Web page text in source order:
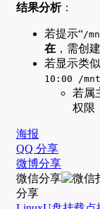
结果分析：
若提示“/
在 ，需创
若显示类
10:00 /
若属
权限
海报
QQ 分享
微博分享
微信分享
分享